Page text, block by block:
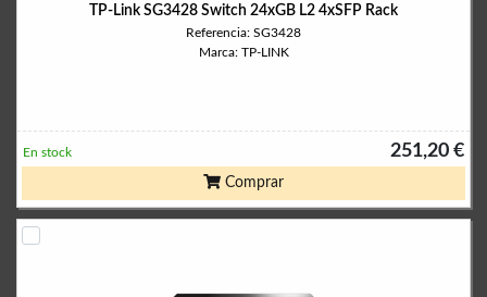
TP-Link SG3428 Switch 24xGB L2 4xSFP Rack
Referencia: SG3428
Marca: TP-LINK
251,20 €
En stock
Comprar